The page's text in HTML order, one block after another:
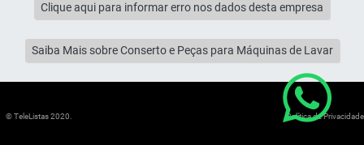
Clique aqui para informar erro nos dados desta empresa
Saiba Mais sobre Conserto e Peças para Máquinas de Lavar
© TeleListas 2020. Política de Privacidade